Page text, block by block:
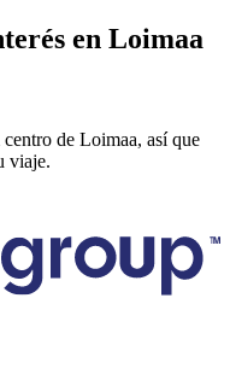
en Loimaa
de Loimaa, así que
viaje.